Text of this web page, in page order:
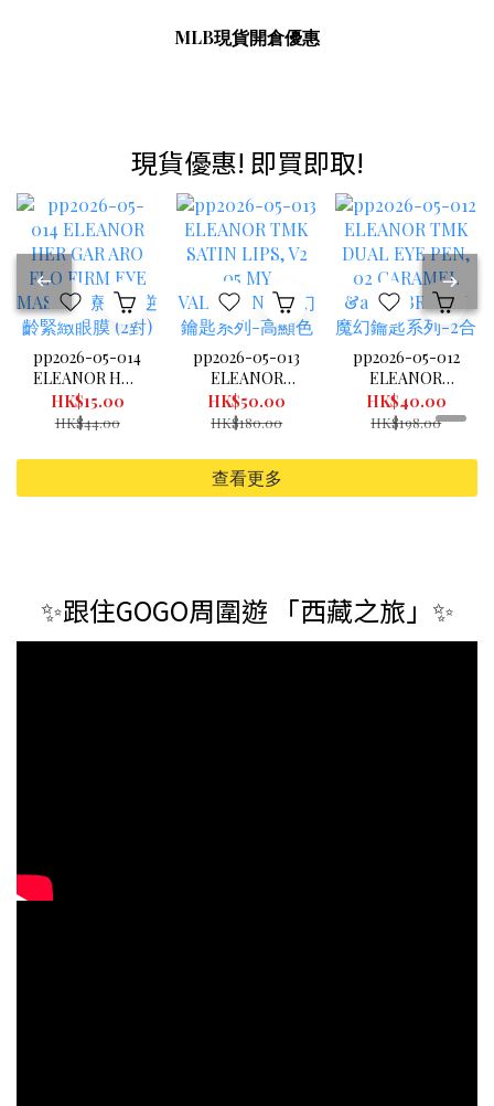
MLB現貨開倉優惠
現貨優惠! 即買即取!
pp2026-05-014
ELEANOR HER
GAR ARO FLO
FIRM EYE
逆齡緊緻眼膜 (2
30/9/2026) （清
取）
HK$15.00
HK$44.00
pp2026-05-013
ELEANOR
TMK SATIN
LIPS, V2 05 MY
幻鑰匙系列-高
顯色水潤唇膏
05玫瑰紅 3.4G
HK$50.00
HK$180.00
pp2026-05-012
ELEANOR
TMK DUAL
EYE PEN, 02
BROWN 魔幻鑰
爍炫目眼妝筆
貨可新蒲崗倉庫
即取）
HK$40.00
HK$198.00
查看更多
✨跟住GOGO周圍遊 「西藏之旅」✨